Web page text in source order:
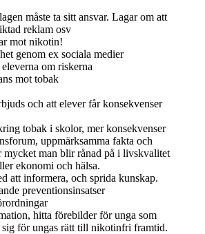
måste ta sitt ansvar. Lagar om att
reklam osv
mot nikotin!
genom ex sociala medier
om riskerna
mot tobak
och att elever får konsekvenser
tobak i skolor, mer konsekvenser
uppmärksamma fakta och
mycket man blir rånad på i livskvalitet
ekonomi och hälsa.
att informera, och sprida kunskap.
preventionsinsatser
hitta förebilder för unga som
sig för ungas rätt till nikotinfri framtid.